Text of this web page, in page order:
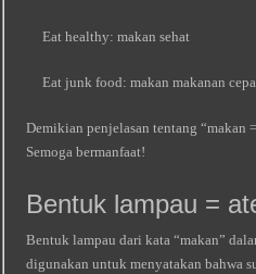
Eat healthy: makan sehat
Eat junk food: makan makanan
Demikian penjelasan tentang “makan
Semoga bermanfaat!
Bentuk lampau =
Bentuk lampau dari kata “makan”
digunakan untuk menyatakan bahwa